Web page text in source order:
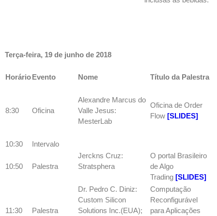
Terça-feira, 19 de junho de 2018
HorárioEvento Nome Título da Palestra
8:30 Oficina
Alexandre Marcus do
Valle Jesus:
MesterLab
Oficina de Order
Flow [SLIDES]
10:30 Intervalo
10:50 Palestra
Jerckns Cruz:
Stratsphera
O portal Brasileiro
de Algo
Trading [SLIDES]
11:30 Palestra
Dr. Pedro C. Diniz:
Custom Silicon
Solutions Inc.(EUA);
Computação
Reconfigurável
para Aplicações